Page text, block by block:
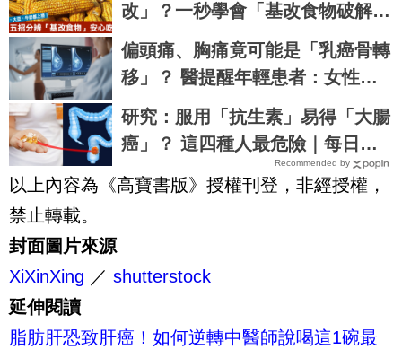
改」？一秒學會「基改食物破解
法」 │ 每日健康 Health
偏頭痛、胸痛竟可能是「乳癌骨轉
移」？ 醫提醒年輕患者：女性荷
爾蒙「顯著下降」最危險
研究：服用「抗生素」易得「大腸
癌」？ 這四種人最危險｜每日健
康Health
Recommended by
以上內容為《高寶書版》授權刊登，非經授權，
禁止轉載。
封面圖片來源
XiXinXing ／ shutterstock
延伸閱讀
脂肪肝恐致肝癌！如何逆轉中醫師說喝這1碗最